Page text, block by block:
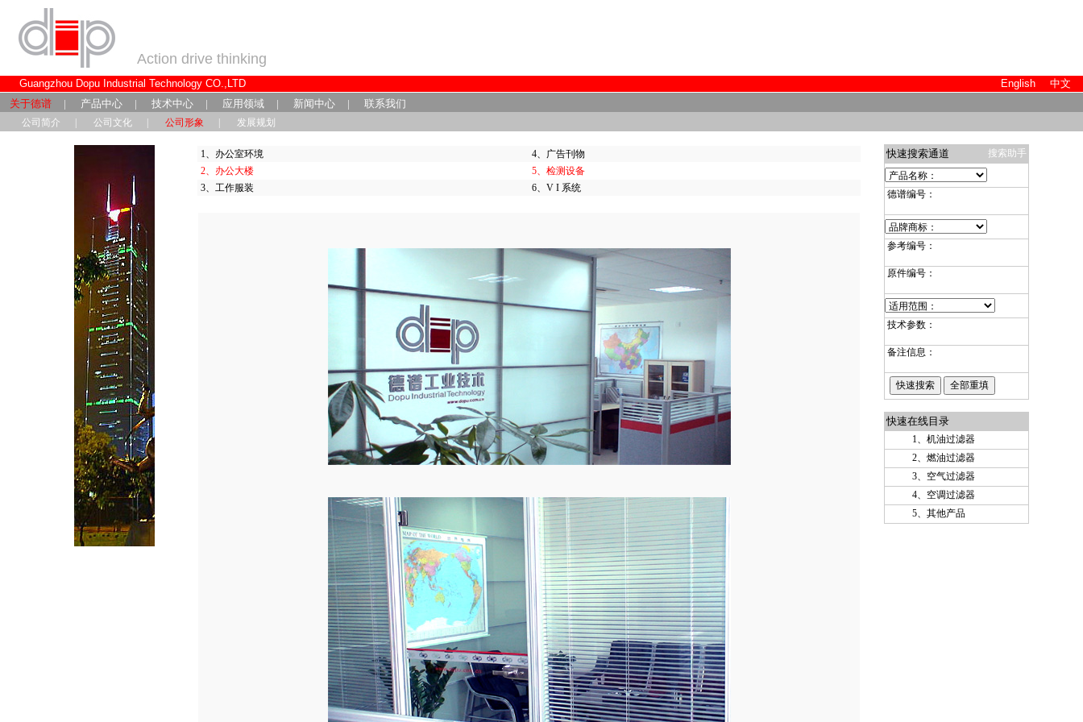
Action drive thinking
Guangzhou Dopu Industrial Technology CO.,LTD English
中文
关于德谱 | 产品中心 | 技术中心 | 应用领域 | 新闻中心 | 联系我们
公司简介 公司文化 公司形象 发展规划
1、 办公室环境 4、 广告刊物
2、 办公大楼 5、 检测设备
3、 工作服装 6、 V I 系统
快速搜索通道 搜索助手
德谱编号：
参考编号：
原件编号：
技术参数：
备注信息：
快速在线目录
1、 机油过滤器
2、 燃油过滤器
3、
空气过滤器
4、
空调过滤器
5、 其他产品